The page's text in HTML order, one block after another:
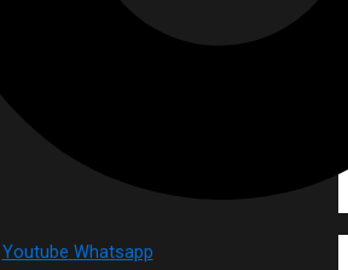
Youtube Whatsapp